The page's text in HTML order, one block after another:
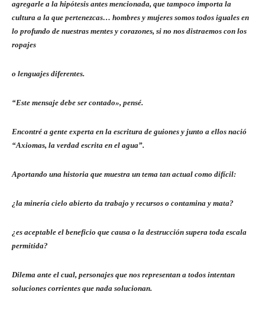
agregarle a la hipótesis antes mencionada, que tampoco importa la
cultura a la que pertenezcas… hombres y mujeres somos todos iguales en
lo profundo de nuestras mentes y corazones, si no nos distraemos con los
ropajes
o lenguajes diferentes.
“Este mensaje debe ser contado», pensé.
Encontré a gente experta en la escritura de guiones y junto a ellos nació
“Axiomas, la verdad escrita en el agua”.
Aportando una historia que muestra un tema tan actual como difícil:
¿la minería cielo abierto da trabajo y recursos o contamina y mata?
¿es aceptable el beneficio que causa o la destrucción supera toda escala
permitida?
Dilema ante el cual, personajes que nos representan a todos intentan
soluciones corrientes que nada solucionan.